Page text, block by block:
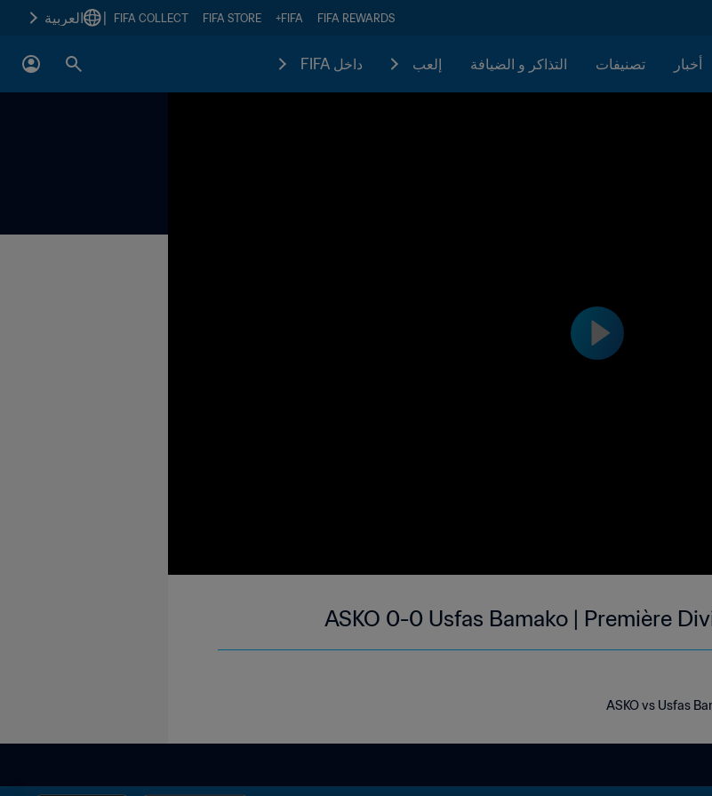
FIFA REWARDS
FIFA+
FIFA STORE
FIFA COLLECT العربية
أخبار تصنيفات التذاكر و الضيافة إلعب داخل FIFA
ASKO 0-0 Usfas Bamako | Première
ASKO vs Usfas